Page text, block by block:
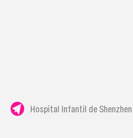
Hospital Infantil de Shenzhen